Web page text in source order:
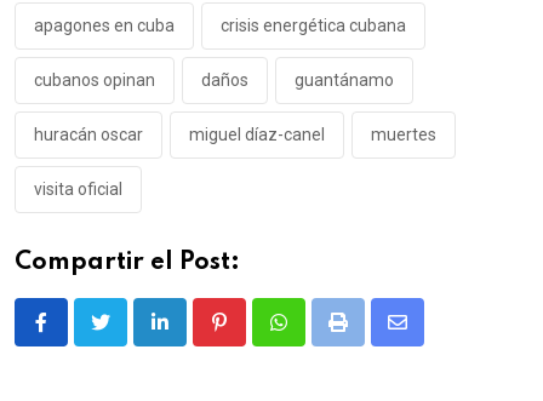
apagones en cuba crisis energética cubana
cubanos opinan daños guantánamo
huracán oscar miguel díaz-canel muertes
visita oficial
Compartir el Post:
LinkedIn PinterestWhatsappPrint
Share